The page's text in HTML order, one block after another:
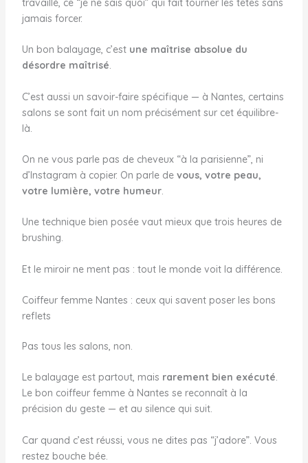
travaillé, ce “je ne sais quoi” qui fait tourner les têtes sans
jamais forcer.
Un bon balayage, c’est une maîtrise absolue du
désordre maîtrisé.
C’est aussi un savoir-faire spécifique — à Nantes, certains
salons se sont fait un nom précisément sur cet équilibre-
là.
On ne vous parle pas de cheveux “à la parisienne”, ni
d’Instagram à copier. On parle de vous, votre peau,
votre lumière, votre humeur.
Une technique bien posée vaut mieux que trois heures de
brushing.
Et le miroir ne ment pas : tout le monde voit la différence.
Coiffeur femme Nantes : ceux qui savent poser les bons
reflets
Pas tous les salons, non.
Le balayage est partout, mais rarement bien exécuté.
Le bon coiffeur femme à Nantes se reconnaît à la
précision du geste — et au silence qui suit.
Car quand c’est réussi, vous ne dites pas “j’adore”. Vous
restez bouche bée.